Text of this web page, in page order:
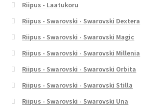
Riipus - Laatukoru
Riipus - Swarovski - Swarovski Dextera
Riipus - Swarovski - Swarovski Magic
Riipus - Swarovski - Swarovski Millenia
Riipus - Swarovski - Swarovski Orbita
Riipus - Swarovski - Swarovski Stilla
Riipus - Swarovski - Swarovski Una